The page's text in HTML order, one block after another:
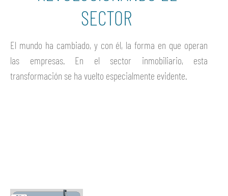
SECTOR
El mundo ha cambiado, y con él, la forma en que operan
las empresas. En el sector inmobiliario, esta
transformación se ha vuelto especialmente evidente.